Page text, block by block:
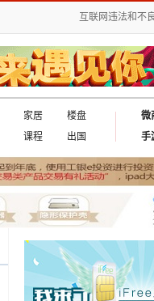
互联网违法和不
家居
楼盘
课程 出国
微
手